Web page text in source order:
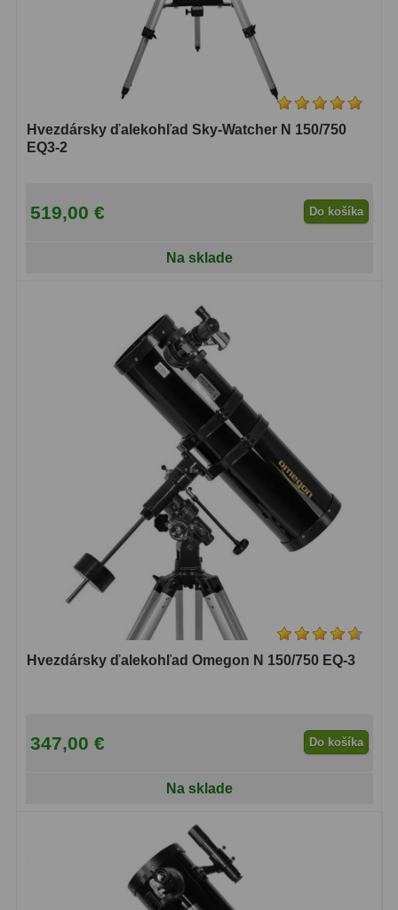
Hvezdársky ďalekohľad Sky-Watcher N 150/750
EQ3-2
519,00 € Do košíka
Na sklade
Hvezdársky ďalekohľad Omegon N 150/750 EQ-3
347,00 € Do košíka
Na sklade